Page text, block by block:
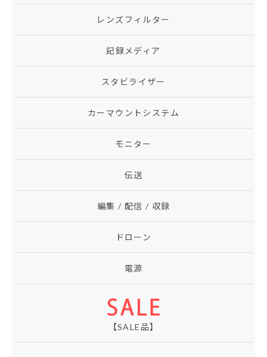
レンズフィルター
記録メディア
スタビライザー
カーマウントシステム
モニター
伝送
編集 / 配信 / 収録
ドローン
電源
【SALE品】